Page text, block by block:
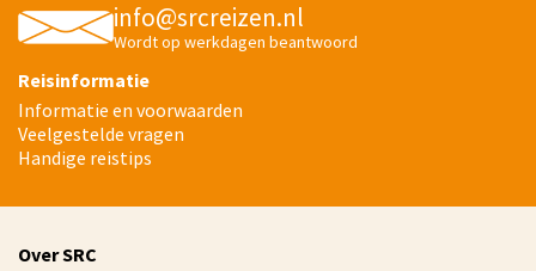
info@srcreizen.nl
Wordt op werkdagen beantwoord
Reisinformatie
Informatie en voorwaarden
Veelgestelde vragen
Handige reistips
Over SRC